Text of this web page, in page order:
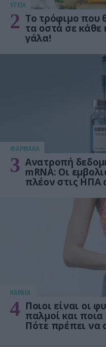
ΥΓΕΙΑ
2 Το τρόφιμο που
τα οστά σε κάθε
γάλα!
ΦΑΡΜΑΚΑ
3 Ανατροπή
mRNA: Οι
πλέον στις ΗΠΑ
KΑΡΔΙΑ
4 Ποιοι είναι οι
παλμοί και ποια
Πότε πρέπει να